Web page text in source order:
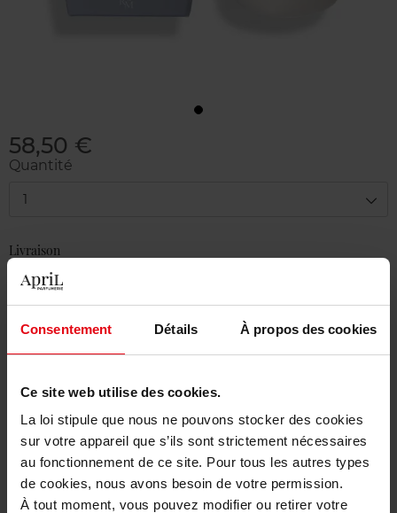
Consentement Détails À propos des cookies
Ce site web utilise des cookies.
La loi stipule que nous ne pouvons stocker des cookies
sur votre appareil que s’ils sont strictement nécessaires
au fonctionnement de ce site. Pour tous les autres types
de cookies, nous avons besoin de votre permission.
À tout moment, vous pouvez modifier ou retirer votre
58,50 €
Quantité
1
Livraison
En stock
Ajouter au panier
Livraison gratuite à partir de 50€
Retour gratuit dans votre magasin
Description